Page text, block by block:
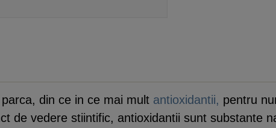
din ce in ce mai mult antioxidantii, pentru
de vedere stiintific, antioxidantii sunt substante